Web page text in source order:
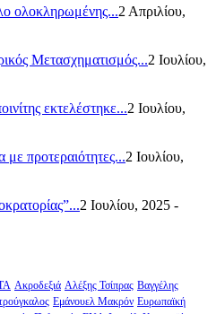
ολοκληρωμένης...2 Απριλίου,
Μετασχηματισμός...2 Ιουλίου,
εκτελέστηκε...2 Ιουλίου,
με προτεραιότητες...2 Ιουλίου,
2 Ιουλίου, 2025 -
Ακροδεξιά Αλέξης Τσίπρας Βαγγέλης
Εμάνουελ Μακρόν Ευρωπαϊκή